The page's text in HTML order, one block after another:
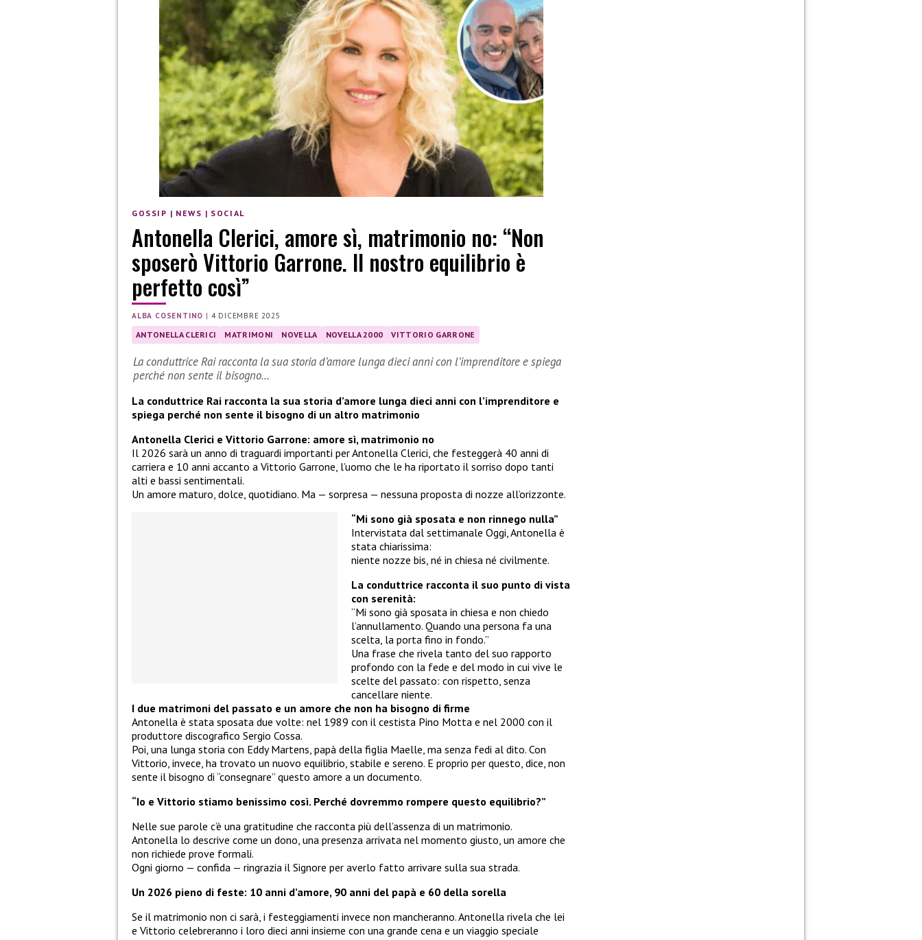
GOSSIP | NEWS | SOCIAL
Antonella Clerici, amore sì, matrimonio no: “Non
sposerò Vittorio Garrone. Il nostro equilibrio è
perfetto così”
ALBA COSENTINO | 4 DICEMBRE 2025
ANTONELLA CLERICI MATRIMONI NOVELLA NOVELLA 2000 VITTORIO GARRONE
La conduttrice Rai racconta la sua storia d’amore lunga dieci anni con l’imprenditore e spiega
perché non sente il bisogno…
La conduttrice Rai racconta la sua storia d’amore lunga dieci anni con l’imprenditore e
spiega perché non sente il bisogno di un altro matrimonio
Antonella Clerici e Vittorio Garrone: amore sì, matrimonio no
Il 2026 sarà un anno di traguardi importanti per Antonella Clerici, che festeggerà 40 anni di
carriera e 10 anni accanto a Vittorio Garrone, l’uomo che le ha riportato il sorriso dopo tanti
alti e bassi sentimentali.
Un amore maturo, dolce, quotidiano. Ma — sorpresa — nessuna proposta di nozze all’orizzonte.
“Mi sono già sposata e non rinnego nulla”
Intervistata dal settimanale Oggi, Antonella è
stata chiarissima:
niente nozze bis, né in chiesa né civilmente.
La conduttrice racconta il suo punto di vista
con serenità:
“Mi sono già sposata in chiesa e non chiedo
l’annullamento. Quando una persona fa una
scelta, la porta fino in fondo.”
Una frase che rivela tanto del suo rapporto
profondo con la fede e del modo in cui vive le
scelte del passato: con rispetto, senza
cancellare niente.
I due matrimoni del passato e un amore che non ha bisogno di firme
Antonella è stata sposata due volte: nel 1989 con il cestista Pino Motta e nel 2000 con il
produttore discografico Sergio Cossa.
Poi, una lunga storia con Eddy Martens, papà della figlia Maelle, ma senza fedi al dito. Con
Vittorio, invece, ha trovato un nuovo equilibrio, stabile e sereno. E proprio per questo, dice, non
sente il bisogno di “consegnare” questo amore a un documento.
“Io e Vittorio stiamo benissimo così. Perché dovremmo rompere questo equilibrio?”
Nelle sue parole c’è una gratitudine che racconta più dell’assenza di un matrimonio.
Antonella lo descrive come un dono, una presenza arrivata nel momento giusto, un amore che
non richiede prove formali.
Ogni giorno — confida — ringrazia il Signore per averlo fatto arrivare sulla sua strada.
Un 2026 pieno di feste: 10 anni d’amore, 90 anni del papà e 60 della sorella
Se il matrimonio non ci sarà, i festeggiamenti invece non mancheranno. Antonella rivela che lei
e Vittorio celebreranno i loro dieci anni insieme con una grande cena e un viaggio speciale